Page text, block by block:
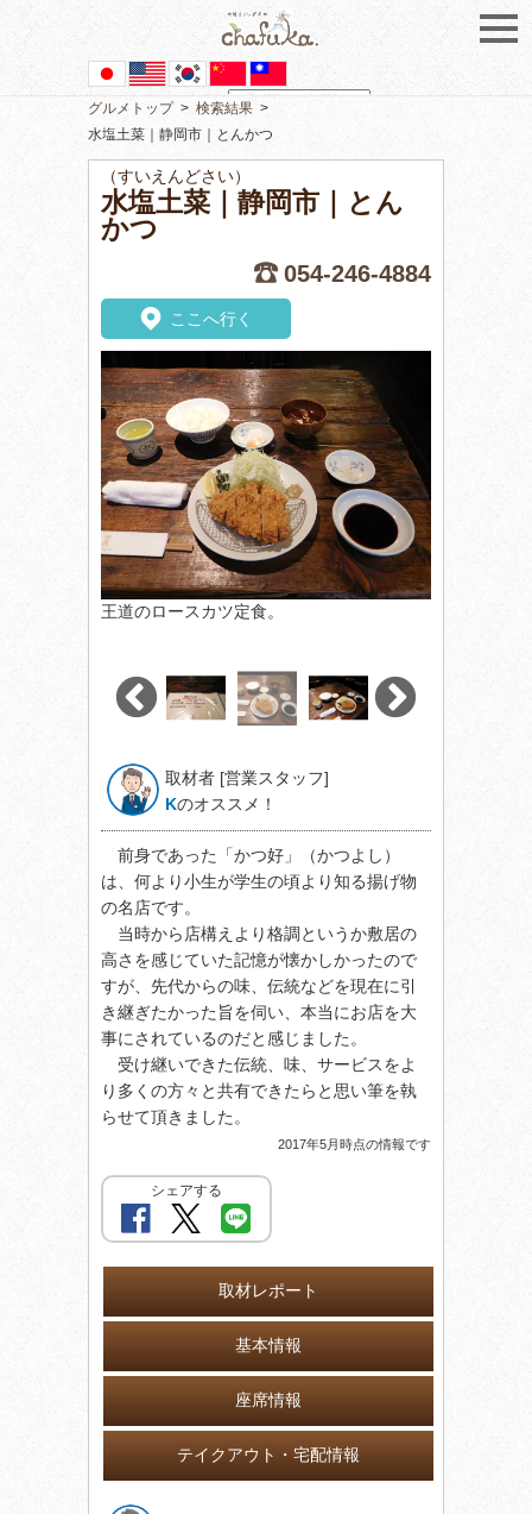
Powered by
グルメトップ> 検索結果 >
水塩土菜｜静岡市｜とんかつ
（すいえんどさい）
水塩土菜｜静岡市｜とん
かつ
054-246-4884
ここへ行く
王道のロースカツ定食。
取材者 [営業スタッフ]
Kのオススメ！
前身であった「かつ好」（かつよし）
は、何より小生が学生の頃より知る揚げ物
の名店です。
当時から店構えより格調というか敷居の
高さを感じていた記憶が懐かしかったので
すが、先代からの味、伝統などを現在に引
き継ぎたかった旨を伺い、本当にお店を大
事にされているのだと感じました。
受け継いできた伝統、味、サービスをよ
り多くの方々と共有できたらと思い筆を執
らせて頂きました。
2017年5月時点の情報です
シェアする
取材レポート
基本情報
座席情報
テイクアウト・宅配情報